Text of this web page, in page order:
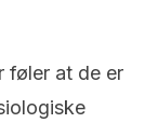
føler at de er